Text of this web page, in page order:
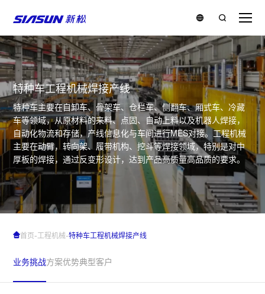
特种车工程机械焊接产线
特种车主要在自卸车、骨架车、仓栏车、侧翻车、厢式车、冷藏
车等领域，从原材料的来料、点固、自动上料以及机器人焊接，
自动化物流和存储，产线信息化与车间进行MES对接。工程机械
主要在动臂，转向架、履带机构、挖斗等焊接领域，特别是对中
厚板的焊接，通过反变形设计，达到产品高质量高品质的要求。
业务挑战方案优势典型客户
首页-工程机械-特种车工程机械焊接产线